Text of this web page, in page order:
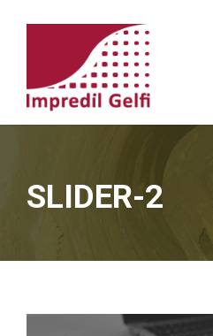
SLIDER-2